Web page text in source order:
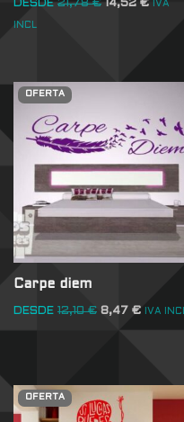
DESDE 21,78€ 14,52 € IVA
INCL
OFERTA
Carpe diem
DESDE 12,10€ 8,47 € IVA INCL
OFERTA